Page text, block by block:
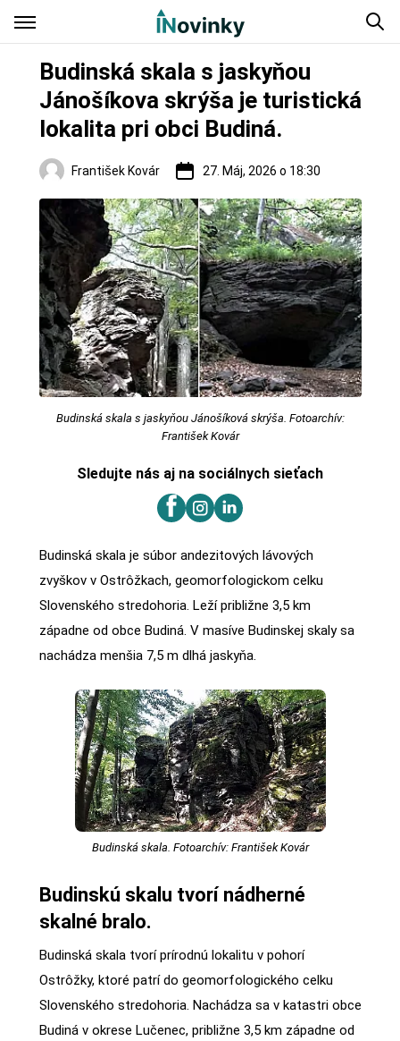
Budinská skala s jaskyňou
Jánošíkova skrýša je turistická
lokalita pri obci Budiná.
František Kovár 27. Máj, 2026 o 18:30
Regióny
Budinská skala s jaskyňou Jánošíková skrýša. Fotoarchív:
František Kovár
Sledujte nás aj na sociálnych sieťach
Budinská skala je súbor andezitových lávových
zvyškov v Ostrôžkach, geomorfologickom celku
Slovenského stredohoria. Leží približne 3,5 km
západne od obce Budiná. V masíve Budinskej skaly sa
nachádza menšia 7,5 m dlhá jaskyňa.
Budinská skala. Fotoarchív: František Kovár
Budinskú skalu tvorí nádherné
skalné bralo.
Budinská skala tvorí prírodnú lokalitu v pohorí
Ostrôžky, ktoré patrí do geomorfologického celku
Slovenského stredohoria. Nachádza sa v katastri obce
Budiná v okrese Lučenec, približne 3,5 km západne od